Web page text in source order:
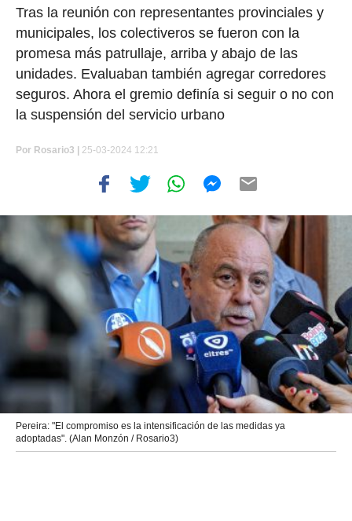
Tras la reunión con representantes provinciales y
municipales, los colectiveros se fueron con la
promesa más patrullaje, arriba y abajo de las
unidades. Evaluaban también agregar corredores
seguros. Ahora el gremio definía si seguir o no con
la suspensión del servicio urbano
Por Rosario3 | 25-03-2024 12:21
Pereira: "El compromiso es la intensificación de las medidas ya
adoptadas". (Alan Monzón / Rosario3)